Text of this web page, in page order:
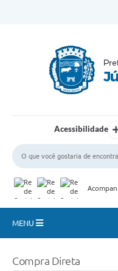
Acessibilidade
MENU
Compra Direta